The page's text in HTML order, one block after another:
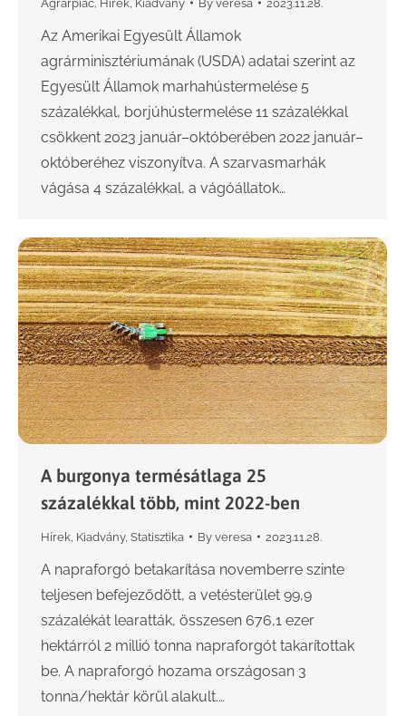
Agrárpiac Hírek Kiadvány By veresa 2023.11.28.
Az Amerikai Egyesült Államok
agrárminisztériumának (USDA) adatai szerint az
Egyesült Államok marhahústermelése 5
százalékkal, borjúhústermelése 11 százalékkal
csökkent 2023 január–októberében 2022 január–
októberéhez viszonyítva. A szarvasmarhák
vágása 4 százalékkal, a vágóállatok…
A burgonya termésátlaga 25
százalékkal több, mint 2022-ben
Hírek Kiadvány, Statisztika By veresa 2023.11.28.
A napraforgó betakarítása novemberre szinte
teljesen befejeződött, a vetésterület 99,9
százalékát learatták, összesen 676,1 ezer
hektárról 2 millió tonna napraforgót takarítottak
be. A napraforgó hozama országosan 3
tonna/hektár körül alakult.…